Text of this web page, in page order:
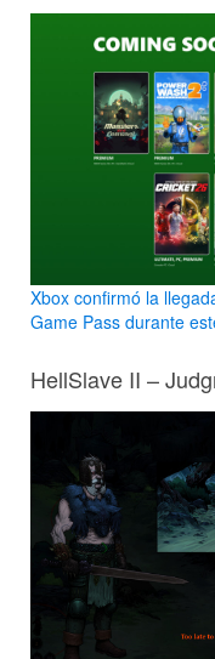
Xbox confirmó la
Game Pass durante
HellSlave II –